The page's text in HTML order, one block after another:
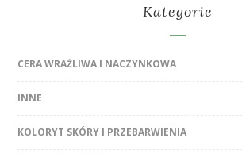
Kategorie
CERA WRAŻLIWA I NACZYNKOWA
INNE
KOLORYT SKÓRY I PRZEBARWIENIA